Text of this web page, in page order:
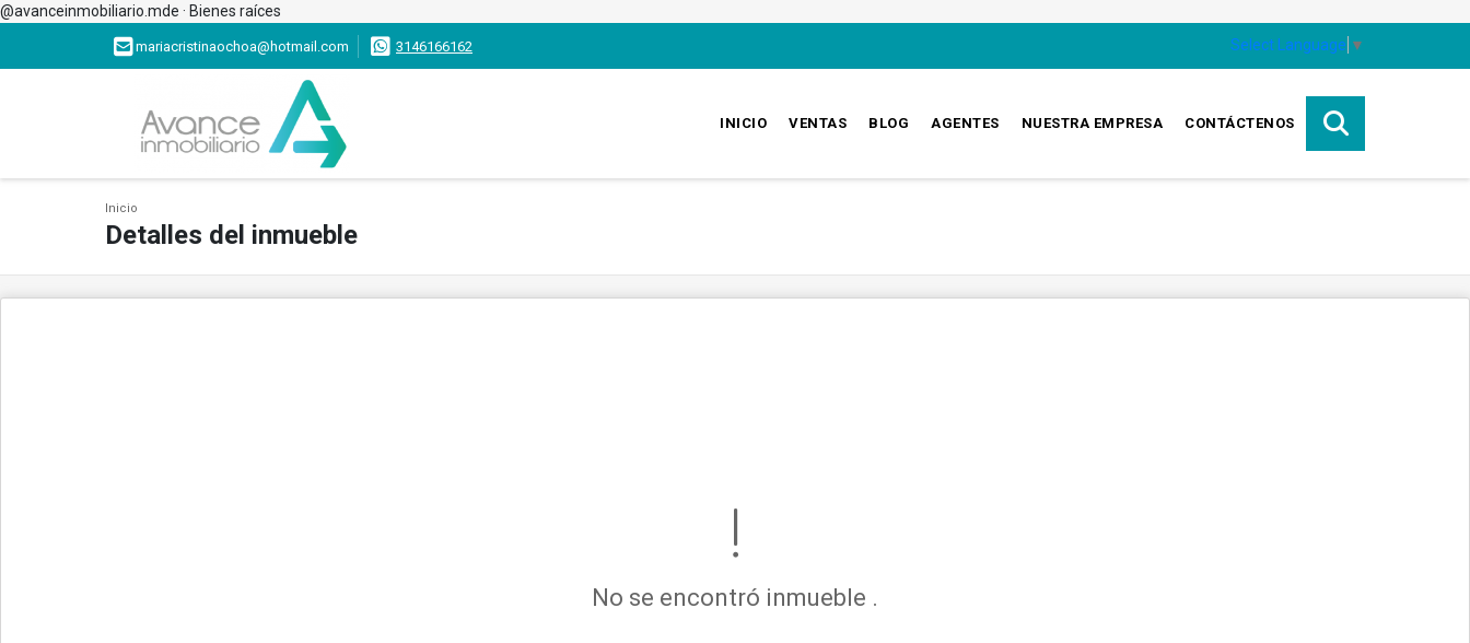
@avanceinmobiliario.mde · Bienes raíces
mariacristinaochoa@hotmail.com 3146166162 Select Language ▼
INICIO VENTAS BLOG AGENTES NUESTRA EMPRESA CONTÁCTENOS
Inicio
Detalles del inmueble
No se encontró inmueble .